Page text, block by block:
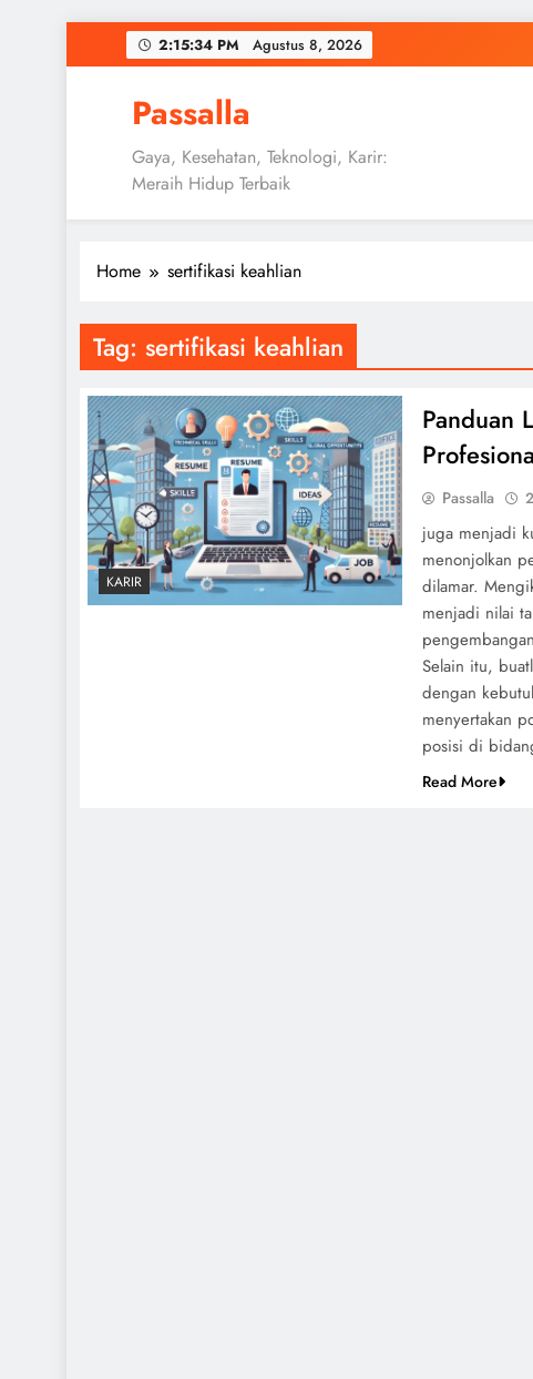
to
2:15:35 PM Agustus 8, 2026
Passalla
Gaya, Kesehatan, Teknologi, Karir:
Meraih Hidup Terbaik
Home sertifikasi keahlian
Tag: sertifikasi keahlian
KARIR
Panduan
Passalla
juga menjadi
menonjolkan
dilamar.
menjadi nilai
Selain itu,
dengan
menyertakan
posisi di
Read More